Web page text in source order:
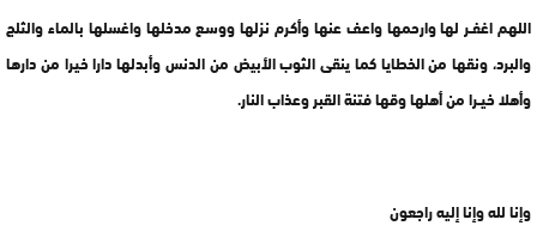
اللهم اغفـر لها وارحمها واعف عنها وأكرم نزلها ووسع مدخلها واغسلها بالماء والثلج
والبرد، ونقها من الخطايا كما ينقى الثوب الأبيض من الدنس وأبدلها دارا خيرا من دارها
وأهلا خيـرا من أهلها وقها فتنة القبر وعذاب النار.
وإنا لله وإنا إليه راجعون